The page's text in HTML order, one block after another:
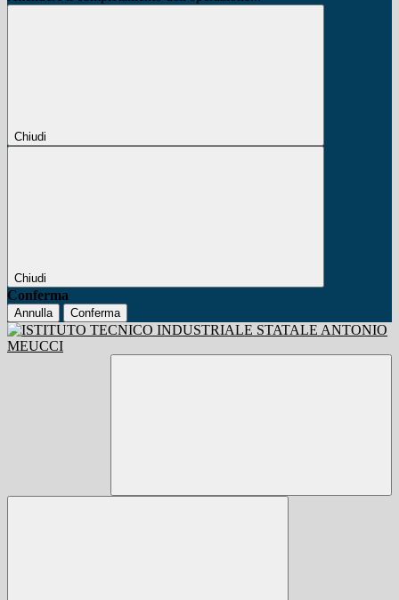
Chiudi
Chiudi
Conferma
Annulla Conferma